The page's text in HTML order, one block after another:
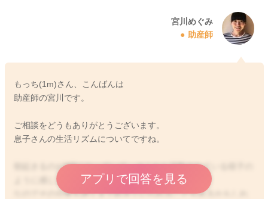
宮川めぐみ
助産師
もっち(1m)さん、こんばんは
助産師の宮川です。
ご相談をどうもありがとうございます。
息子さんの生活リズムについてですね。
朝起きるのが9時になっていて、そこから活動されている様子の
ように感じました。
なのでその分夜も遅くまで起きていられることもあるかもしれ
アプリで回答を見る